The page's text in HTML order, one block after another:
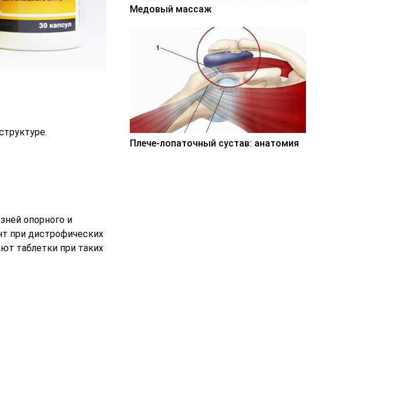
опорного и
при дистрофических
таблетки при таких
Медовый массаж
Плече-лопаточный сустав: анатомия